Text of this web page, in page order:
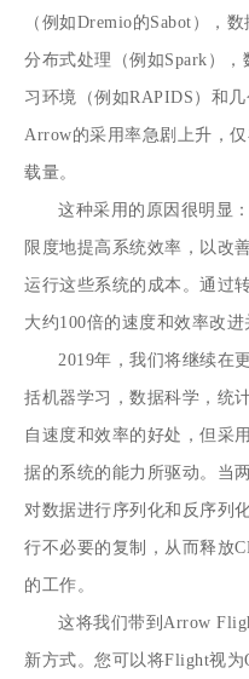
（例如Dremio的Sabot），
分布式处理（例如Spark）
习环境（例如RAPIDS）和
Arrow的采用率急剧上升，
载量。
这种采用的原因很明显
限度地提高系统效率，以改
运行这些系统的成本。通过
大约100倍的速度和效率改进
2019年，我们将继续在
括机器学习，数据科学，统
自速度和效率的好处，但采
据的系统的能力所驱动。当
对数据进行序列化和反序列
行不必要的复制，从而释放
的工作。
这将我们带到Arrow
新方式。您可以将Flight视